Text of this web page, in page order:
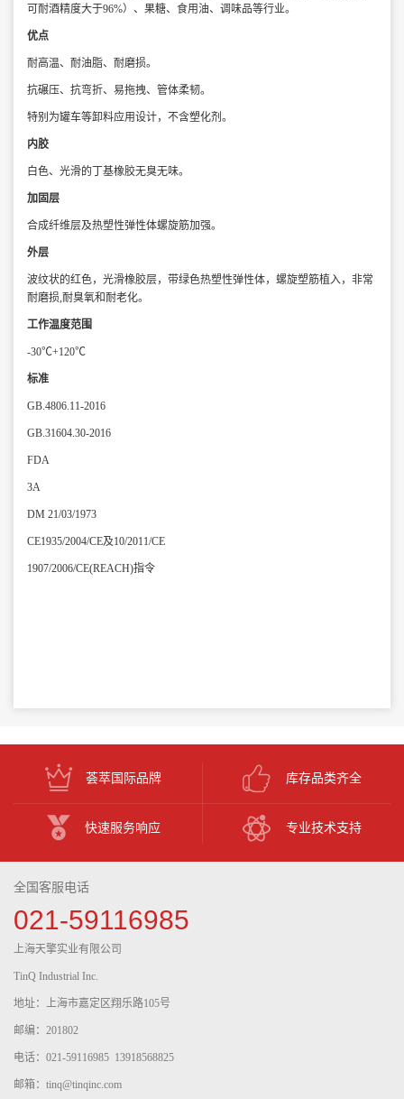
可耐酒精度大于96%）、果糖、食用油、调味品等行业。
优点
耐高温、耐油脂、耐磨损。
抗碾压、抗弯折、易拖拽、管体柔韧。
特别为罐车等卸料应用设计，不含塑化剂。
内胶
白色、光滑的丁基橡胶无臭无味。
加固层
合成纤维层及热塑性弹性体螺旋筋加强。
外层
波纹状的红色，光滑橡胶层，带绿色热塑性弹性体， 螺旋塑筋植入，非常
耐磨损,耐臭氧和耐老化。
工作温度范围
-30℃+120℃
标准
GB.4806.11-2016
GB.31604.30-2016
FDA
3A
DM 21/03/1973
CE1935/2004/CE及10/2011/CE
1907/2006/CE(REACH)指令
荟萃国际品牌 库存品类齐全
快速服务响应 专业技术支持
全国客服电话
021-59116985
上海天擎实业有限公司
TinQ Industrial Inc.
地址：上海市嘉定区翔乐路105号
邮编：201802
电话：021-59116985 13918568825
邮箱：tinq@tinqinc.com